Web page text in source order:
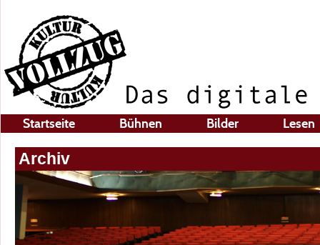
Startseite Bühnen Bilder Lesen
Archiv